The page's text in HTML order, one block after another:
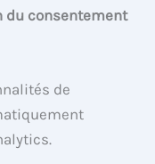
du consentement
de